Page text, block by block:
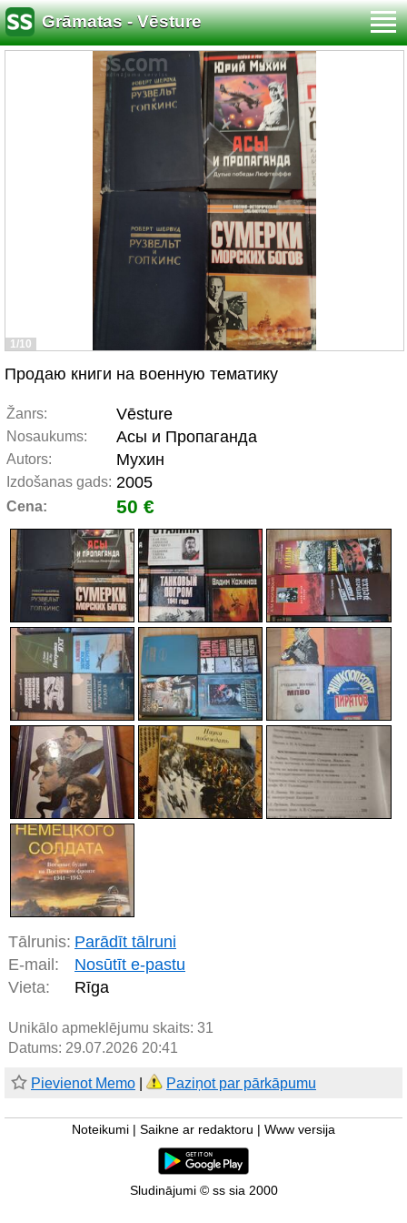
Grāmatas - Vēsture
1/10
Продаю книги на военную тематику
Žanrs: Vēsture
Nosaukums: Асы и Пропаганда
Autors: Мухин
Izdošanas gads: 2005
Cena: 50 €
Tālrunis: Parādīt tālruni
E-mail:
Nosūtīt e-pastu
Vieta:
Rīga
Unikālo apmeklējumu skaits: 31
Datums: 29.07.2026 20:41
Pievienot Memo Paziņot par pārkāpumu
Noteikumi Saikne ar redaktoru Www versija
Sludinājumi © ss sia 2000